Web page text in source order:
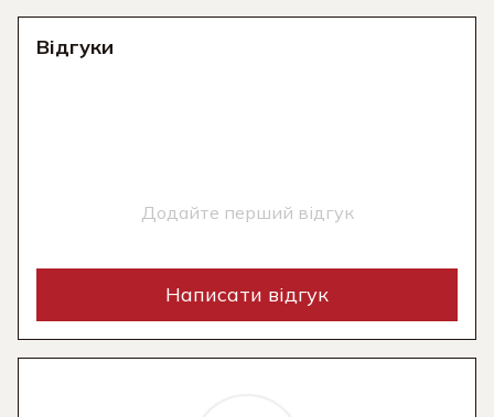
Відгуки
Додайте перший відгук
Написати відгук